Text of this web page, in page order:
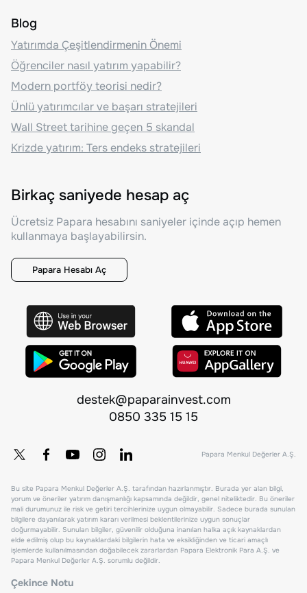
Blog
Yatırımda Çeşitlendirmenin Önemi
Öğrenciler nasıl yatırım yapabilir?
Modern portföy teorisi nedir?
Ünlü yatırımcılar ve başarı stratejileri
Wall Street tarihine geçen 5 skandal
Krizde yatırım: Ters endeks stratejileri
Birkaç saniyede hesap aç
Ücretsiz Papara hesabını saniyeler içinde açıp hemen
kullanmaya başlayabilirsin.
Papara Hesabı Aç
destek@paparainvest.com
0850 335 15 15
Papara Menkul Değerler A.Ş.
Bu site Papara Menkul Değerler A.Ş. tarafından hazırlanmıştır. Burada yer alan bilgi,
yorum ve öneriler yatırım danışmanlığı kapsamında değildir, genel niteliktedir. Bu öneriler
mali durumunuz ile risk ve getiri tercihlerinize uygun olmayabilir. Sadece burada sunulan
bilgilere dayanılarak yatırım kararı verilmesi beklentilerinize uygun sonuçlar
doğurmayabilir. Sunulan bilgiler, güvenilir olduğuna inanılan halka açık kaynaklardan
elde edilmiş olup bu kaynaklardaki bilgilerin hata ve eksikliğinden ve ticari amaçlı
işlemlerde kullanılmasından doğabilecek zararlardan Papara Elektronik Para A.Ş. ve
Papara Menkul Değerler A.Ş. sorumlu değildir.
Çekince Notu